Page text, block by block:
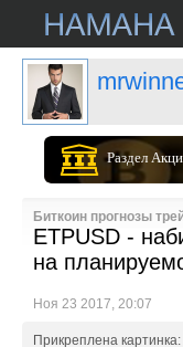
Раздел
Биткоин прогнозы
ETPUSD -
на
Ноя 23 2017, 20:07
Прикреплена картинка: